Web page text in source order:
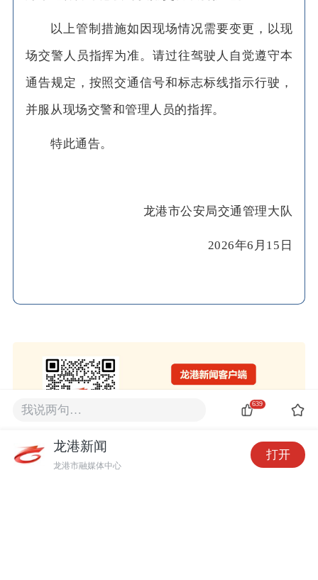
以上管制措施如因现场情况需要变更，以现
场交警人员指挥为准。请过往驾驶人自觉遵守本
通告规定，按照交通信号和标志标线指示行驶，
并服从现场交警和管理人员的指挥。
特此通告。
龙港市公安局交通管理大队
2026年6月15日
我说两句… 639
龙港新闻
龙港市融媒体中心
打开